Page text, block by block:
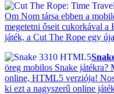
Om Nom társa ebben a
megetetni őseit cukorkával
játék, a Cut The Rope egy
öreg mobilos Snake játékra?
online, HTML5 verziója!
ki ezt a nagyszerű online